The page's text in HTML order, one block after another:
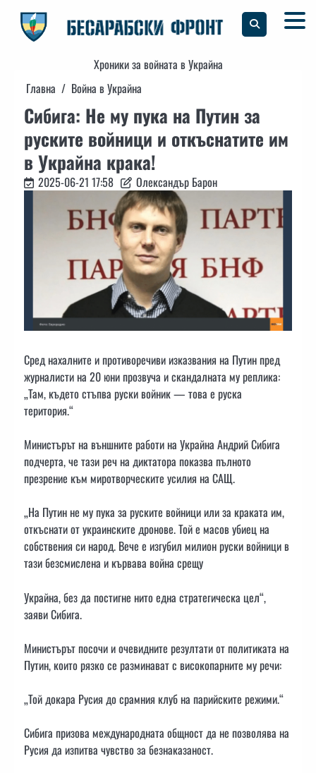
content
Хроники за войната в Украйна
Главна
Война в Украйна
Сибига: Не му пука на Путин за
руските войници и откъснатите им
в Украйна крака!
2025-06-21 17:58 Олександър Барон
Сред нахалните и противоречиви изказвания на Путин пред
журналисти на 20 юни прозвуча и скандалната му реплика:
„Там, където стъпва руски войник — това е руска
територия.“
Министърът на външните работи на Украйна Андрий Сибига
подчерта, че тази реч на диктатора показва пълното
презрение към миротворческите усилия на САЩ.
„На Путин не му пука за руските войници или за краката им,
откъснати от украинските дронове. Той е масов убиец на
собствения си народ. Вече е изгубил милион руски войници в
тази безсмислена и кървава война срещу
Украйна, без да постигне нито една стратегическа цел“,
заяви Сибига.
Министърът посочи и очевидните резултати от политиката на
Путин, които рязко се разминават с високопарните му речи:
„Той докара Русия до срамния клуб на парийските режими.“
Сибига призова международната общност да не позволява на
Русия да изпитва чувство за безнаказаност.